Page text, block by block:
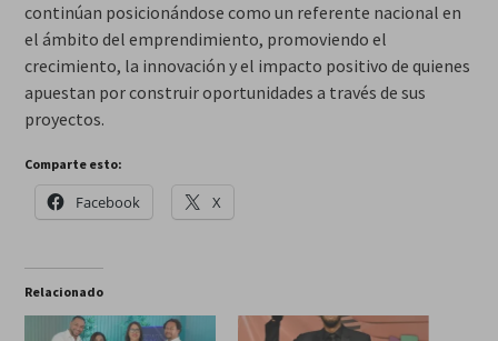
continúan posicionándose como un referente nacional en
el ámbito del emprendimiento, promoviendo el
crecimiento, la innovación y el impacto positivo de quienes
apuestan por construir oportunidades a través de sus
proyectos.
Comparte esto:
Facebook X
Relacionado